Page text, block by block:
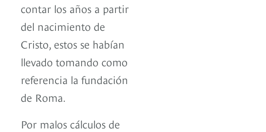
contar los años a partir
del nacimiento de
Cristo, estos se habían
llevado tomando como
referencia la fundación
de Roma.
Por malos cálculos de